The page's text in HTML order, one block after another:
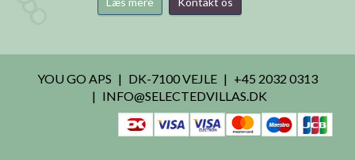
YOU GO APS DK-7100 VEJLE
+45 2032 0313
INFO@SELECTEDVILLAS.DK